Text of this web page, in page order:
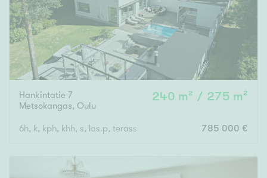
Vain uudiskohteet Ei uudiskohteita
Arvokohteet
Vain arvokohteet Ei arvokohteita
Hyvä
Välttävä
Hankintatie 7
Metsokangas, Oulu
240 m² / 275 m²
6h, k, kph, khh, s, las.p, terassi + autotalli 785 000 €